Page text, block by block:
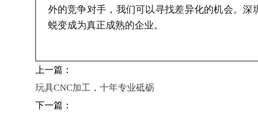
外的竞争对手，我们可以寻找差异化的机会。深
蜕变成为真正成熟的企业。
上一篇：
玩具CNC加工，十年专业砥砺
下一篇：